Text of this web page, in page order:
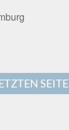
SEITE